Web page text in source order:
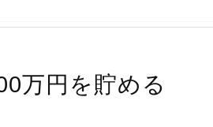
万円を貯める